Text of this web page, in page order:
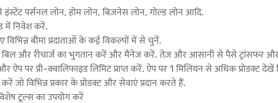
पर्सनल लोन, होम लोन, बिज़नेस लोन, गोल्ड लोन आदि.
में निवेश करें.
बीमा प्रदाताओं के कई विकल्पों में से चुनें.
बिल और रीचार्ज का भुगतान करें और मैनेज करें. तेज़ और आसानी से पैसे ट्रांसफर
पर प्री-क्वालिफाइड लिमिट प्राप्त करें. ऐप पर 1 मिलियन से अधिक प्रोडक्ट देखें
जो विभिन्न प्रकार के प्रोडक्ट और सेवाएं प्रदान करते हैं.
टूल्स का उपयोग करें